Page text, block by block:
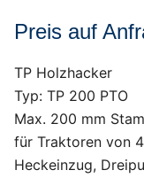
Preis auf
TP Holzhacker
Typ: TP 200 PTO
Max. 200 mm
für Traktoren von
Heckeinzug,